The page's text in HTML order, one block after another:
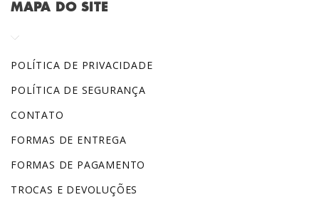
MAPA DO SITE
POLÍTICA DE PRIVACIDADE
POLÍTICA DE SEGURANÇA
CONTATO
FORMAS DE ENTREGA
FORMAS DE PAGAMENTO
TROCAS E DEVOLUÇÕES